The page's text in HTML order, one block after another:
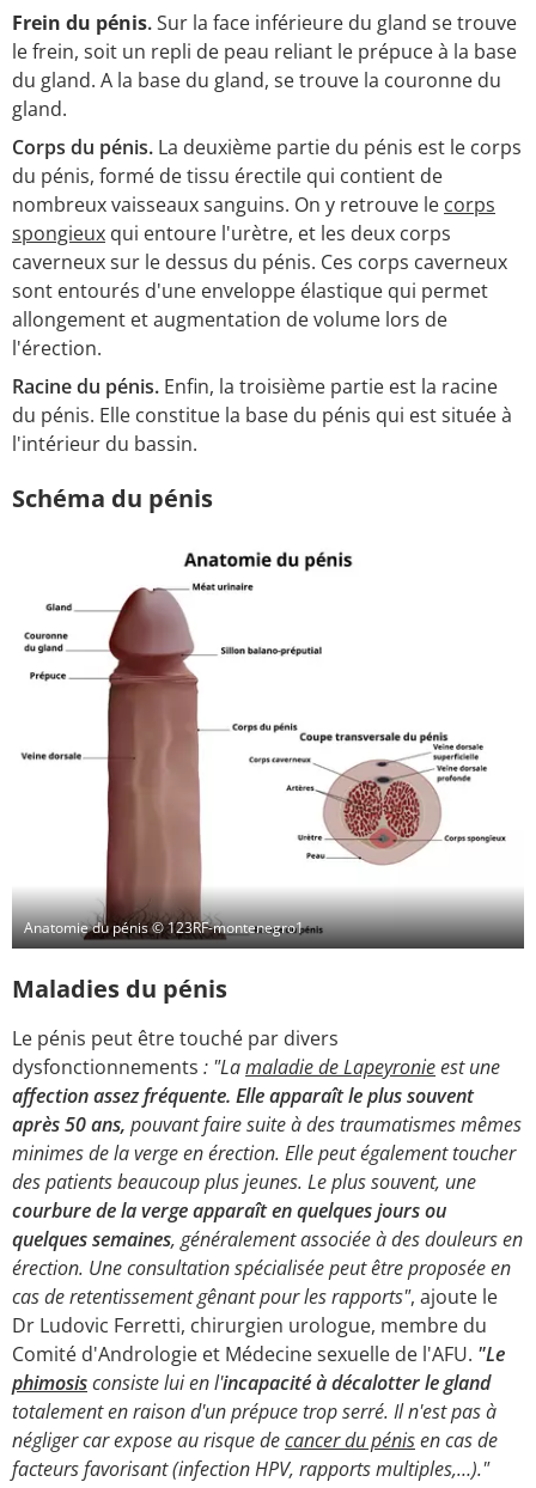
Frein du pénis.Sur la face inférieure du gland se trouve
le frein, soit un repli de peau reliant le prépuce à la base
du gland. A la base du gland, se trouve la couronne du
gland.
Corps du pénis. La deuxième partie du pénis est le corps
du pénis, formé de tissu érectile qui contient de
nombreux vaisseaux sanguins. On y retrouve le corps
spongieux qui entoure l'urètre, et les deux corps
caverneux sur le dessus du pénis. Ces corps caverneux
sont entourés d'une enveloppe élastique qui permet
allongement et augmentation de volume lors de
l'érection.
Racine du pénis. Enfin, la troisième partie est la racine
du pénis. Elle constitue la base du pénis qui est située à
l'intérieur du bassin.
Schéma du pénis
Anatomie du pénis© 123RF-montenegro1
Maladies du pénis
Le pénis peut être touché par divers
dysfonctionnements : "Lamaladie de Lapeyronieest une
affection assez fréquente. Elle apparaît le plus souvent
après 50 ans, pouvant faire suite à des traumatismes mêmes
minimes de la verge en érection. Elle peut également toucher
des patients beaucoup plus jeunes. Le plus souvent, une
courbure de la verge apparaît en quelques jours ou
quelques semaines, généralement associée à des douleurs en
érection. Une consultation spécialisée peut être proposée en
cas de retentissement gênant pour les rapports", ajoute le
Dr Ludovic Ferretti, chirurgien urologue, membre du
Comité d'Andrologie et Médecine sexuelle de l'AFU. "Le
phimosisconsiste lui en l'incapacité à décalotter le gland
totalement en raison d'un prépuce trop serré. Il n'est pas à
négliger car expose au risque decancer du pénisen cas de
facteurs favorisant (infection HPV, rapports multiples,…)."